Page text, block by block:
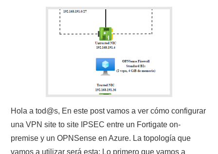
Hola a tod@s, En este post vamos a ver cómo configurar
una VPN site to site IPSEC entre un Fortigate on-
premise y un OPNSense en Azure. La topología que
vamos a utilizar será esta: Lo primero que vamos a